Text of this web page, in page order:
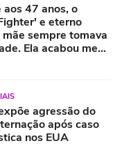
aos 47 anos, o
e eterno
sempre tomava
Ela acabou me
agressão do
após caso
nos EUA